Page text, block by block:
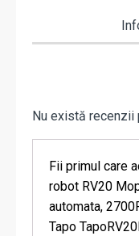
Nu există recenzii
Fii primul care
robot RV20
automata,
Tapo